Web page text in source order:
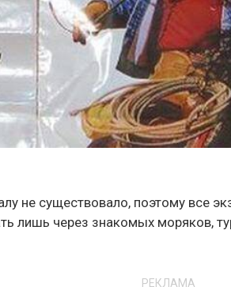
не существовало, поэтому все
лишь через знакомых моряков,
РЕКЛАМА